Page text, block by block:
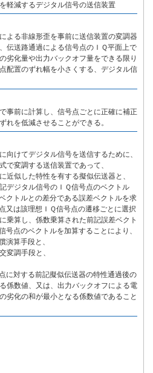
軽減するデジタル信号の送信装置
よる非線形歪を事前に送信装置の変調器
伝送路通過による信号点のＩＱ平面上で
劣化量や出力バックオフ量をできる限り
配置のずれ幅を小さくする、デジタル信
事前に計算し、信号点ごとに正確に補正
れを低減させることができる。
向けてデジタル信号を送信するために、
で変調する送信装置であって、
近似した特性を有する擬似伝送器と、
デジタル信号のＩＱ信号点のベクトル
クトルとの差分である誤差ベクトルを求
又は該理想ＩＱ信号点の遷移ごとに選択
乗算し、係数乗算された前記誤差ベクト
号点のベクトルを加算することにより、
演算手段と、
変調手段と、
に対する前記擬似伝送器の特性通過後の
係数値、又は、出力バックオフによる電
劣化の和が最小となる係数値であること